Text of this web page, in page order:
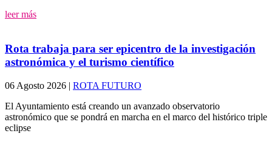
leer más
Rota trabaja para ser epicentro de la investigación
astronómica y el turismo científico
06 Agosto 2026 | ROTA FUTURO
El Ayuntamiento está creando un avanzado observatorio
astronómico que se pondrá en marcha en el marco del histórico triple
eclipse